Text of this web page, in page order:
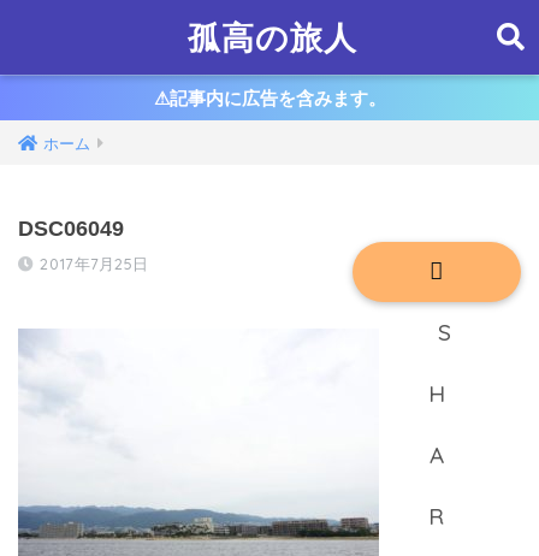
孤高の旅人
⚠︎記事内に広告を含みます。
ホーム
DSC06049
2017年7月25日